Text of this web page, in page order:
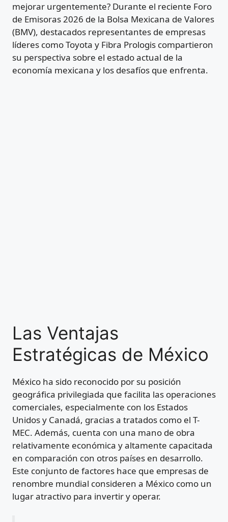
mejorar urgentemente? Durante el reciente Foro
de Emisoras 2026 de la Bolsa Mexicana de Valores
(BMV), destacados representantes de empresas
líderes como Toyota y Fibra Prologis compartieron
su perspectiva sobre el estado actual de la
economía mexicana y los desafíos que enfrenta.
Las Ventajas
Estratégicas de México
México ha sido reconocido por su posición
geográfica privilegiada que facilita las operaciones
comerciales, especialmente con los Estados
Unidos y Canadá, gracias a tratados como el T-
MEC. Además, cuenta con una mano de obra
relativamente económica y altamente capacitada
en comparación con otros países en desarrollo.
Este conjunto de factores hace que empresas de
renombre mundial consideren a México como un
lugar atractivo para invertir y operar.